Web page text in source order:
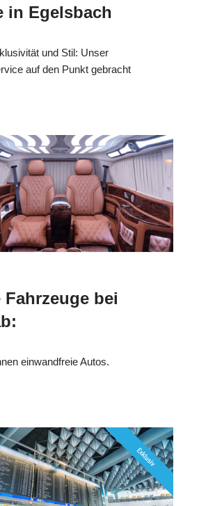
in Egelsbach
und Stil: Unser
auf den Punkt gebracht
Fahrzeuge bei
einwandfreie Autos.